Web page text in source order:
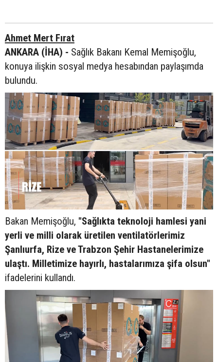
Ahmet Mert Fırat
ANKARA (İHA) - Sağlık Bakanı Kemal Memişoğlu,
konuya ilişkin sosyal medya hesabından paylaşımda
bulundu.
Bakan Memişoğlu, "Sağlıkta teknoloji hamlesi yani
yerli ve milli olarak üretilen ventilatörlerimiz
Şanlıurfa, Rize ve Trabzon Şehir Hastanelerimize
ulaştı. Milletimize hayırlı, hastalarımıza şifa olsun"
ifadelerini kullandı.